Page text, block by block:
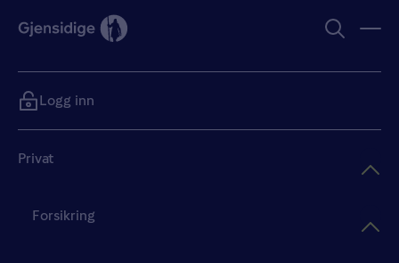
Privat
Forsikring
Logg inn